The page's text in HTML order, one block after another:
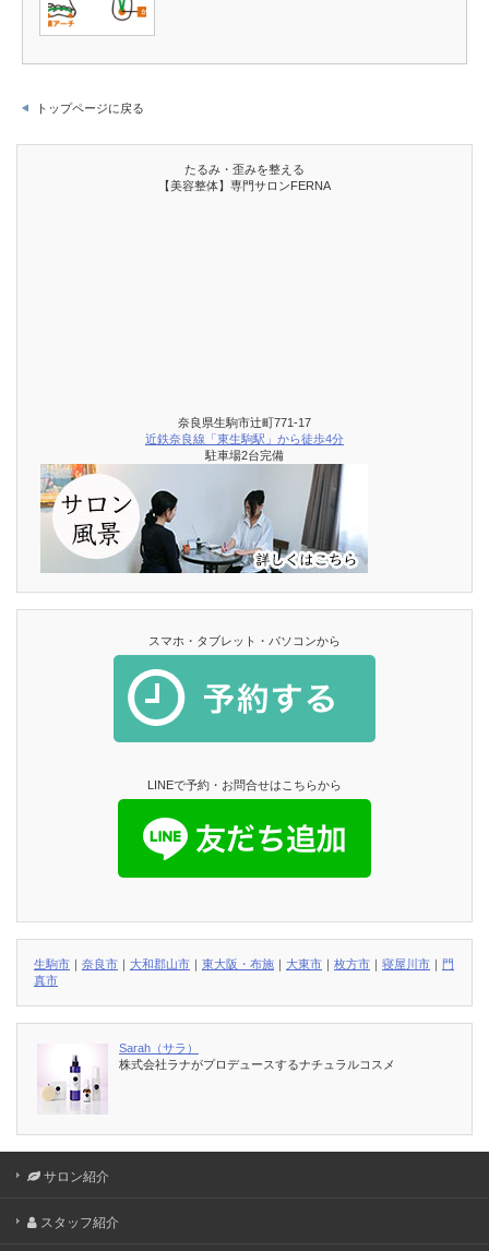
トップページに戻る
たるみ・歪みを整える
【美容整体】専門サロンFERNA
奈良県生駒市辻町771-17
近鉄奈良線「東生駒駅」から徒歩4分
駐車場2台完備
スマホ・タブレット・パソコンから
LINEで予約・お問合せはこちらから
生駒市 ｜ 奈良市 ｜ 大和郡山市 ｜ 東大阪・布施 ｜ 大東市 ｜ 枚方市 ｜ 寝屋川市 ｜ 門
真市
Sarah（サラ）
株式会社ラナがプロデュースするナチュラルコスメ
サロン紹介
スタッフ紹介